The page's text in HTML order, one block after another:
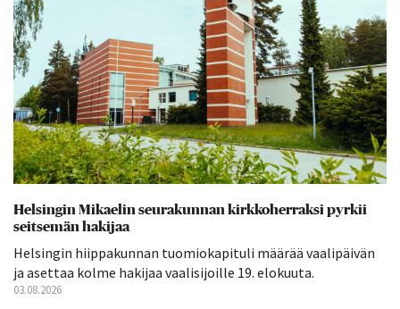
Helsingin Mikaelin seurakunnan kirkkoherraksi pyrkii
seitsemän hakijaa
Helsingin hiippakunnan tuomiokapituli määrää vaalipäivän
ja asettaa kolme hakijaa vaalisijoille 19. elokuuta.
03.08.2026